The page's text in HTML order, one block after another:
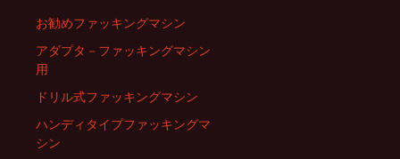
お勧めファッキングマシン
アダプタ－ファッキングマシン
用
ドリル式ファッキングマシン
ハンディタイプファッキングマ
シン